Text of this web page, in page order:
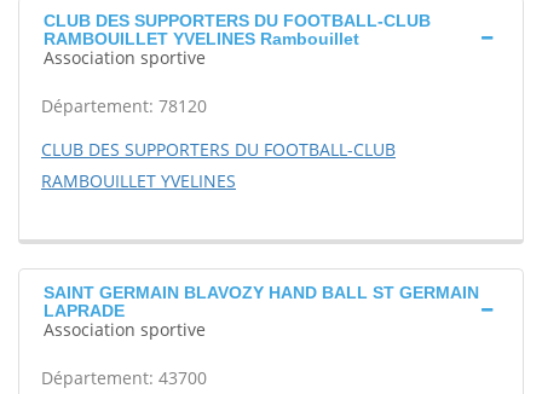
CLUB DES SUPPORTERS DU FOOTBALL-CLUB
RAMBOUILLET YVELINES Rambouillet
Association sportive
Département: 78120
CLUB DES SUPPORTERS DU FOOTBALL-CLUB
RAMBOUILLET YVELINES
SAINT GERMAIN BLAVOZY HAND BALL ST GERMAIN
LAPRADE
Association sportive
Département: 43700